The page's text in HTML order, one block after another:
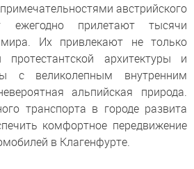
австрийского
ежегодно прилетают тысячи
Их привлекают не только
архитектуры и
с великолепным внутренним
альпийская природа.
транспорта в городе развита
комфортное передвижение
в Клагенфурте.